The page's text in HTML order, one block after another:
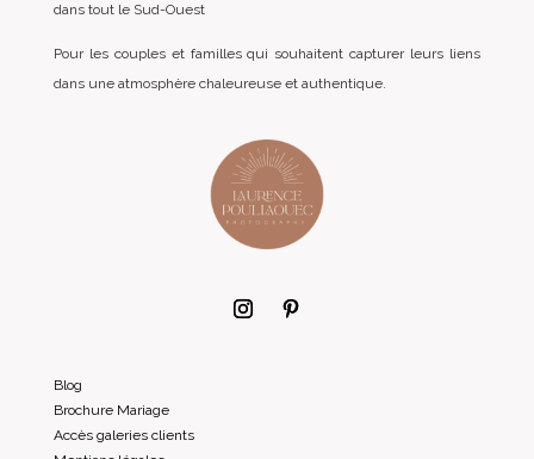
dans tout le Sud-Ouest
Pour les couples et familles qui souhaitent capturer leurs liens
dans une atmosphère chaleureuse et authentique.
Blog
Brochure Mariage
Accès galeries clients